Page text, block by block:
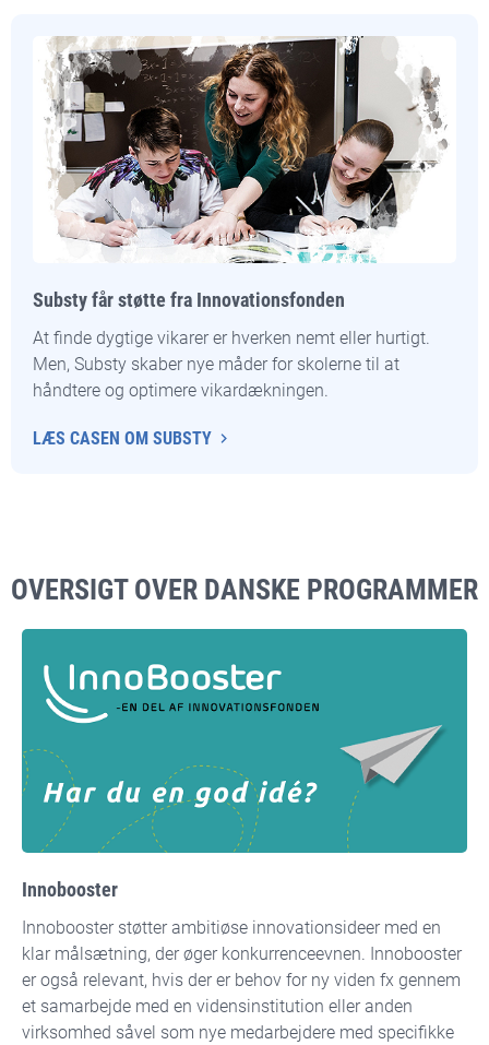
Substy får støtte fra Innovationsfonden
At finde dygtige vikarer er hverken nemt eller hurtigt.
Men, Substy skaber nye måder for skolerne til at
håndtere og optimere vikardækningen.
LÆS CASEN OM SUBSTY
OVERSIGT OVER DANSKE PROGRAMMER
Innobooster
Innobooster støtter ambitiøse innovationsideer med en
klar målsætning, der øger konkurrenceevnen. Innobooster
er også relevant, hvis der er behov for ny viden fx gennem
et samarbejde med en vidensinstitution eller anden
virksomhed såvel som nye medarbejdere med specifikke